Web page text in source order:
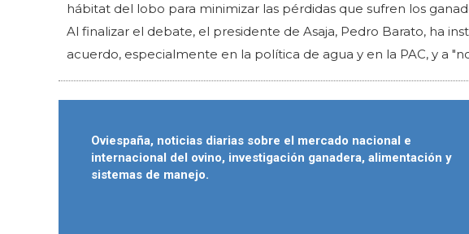
hábitat del lobo para minimizar las pérdidas que sufren los
Al finalizar el debate, el presidente de Asaja, Pedro Barato, ha
acuerdo, especialmente en la política de agua y en la PAC, y a
Oviespaña, noticias diarias sobre el mercado nacional e
internacional del ovino, investigación ganadera, alimentación y
sistemas de manejo.